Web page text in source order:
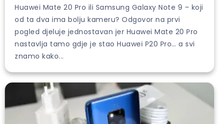
Huawei Mate 20 Pro ili Samsung Galaxy Note 9 – koji
od ta dva ima bolju kameru? Odgovor na prvi
pogled djeluje jednostavan jer Huawei Mate 20 Pro
nastavlja tamo gdje je stao Huawei P20 Pro… a svi
znamo kako...